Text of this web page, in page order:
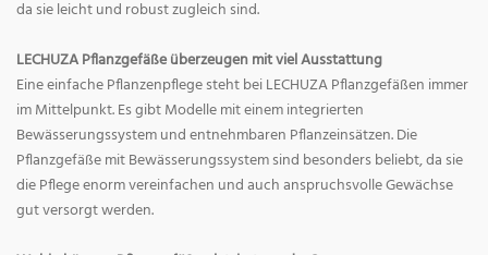
da sie leicht und robust zugleich sind.
LECHUZA Pflanzgefäße überzeugen mit viel Ausstattung
Eine einfache Pflanzenpflege steht bei LECHUZA Pflanzgefäßen immer
im Mittelpunkt. Es gibt Modelle mit einem integrierten
Bewässerungssystem und entnehmbaren Pflanzeinsätzen. Die
Pflanzgefäße mit Bewässerungssystem sind besonders beliebt, da sie
die Pflege enorm vereinfachen und auch anspruchsvolle Gewächse
gut versorgt werden.